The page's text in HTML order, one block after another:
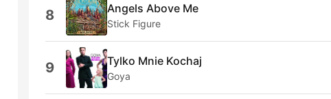
8 Angels Above Me
Stick Figure
9 Tylko Mnie Kochaj
Goya